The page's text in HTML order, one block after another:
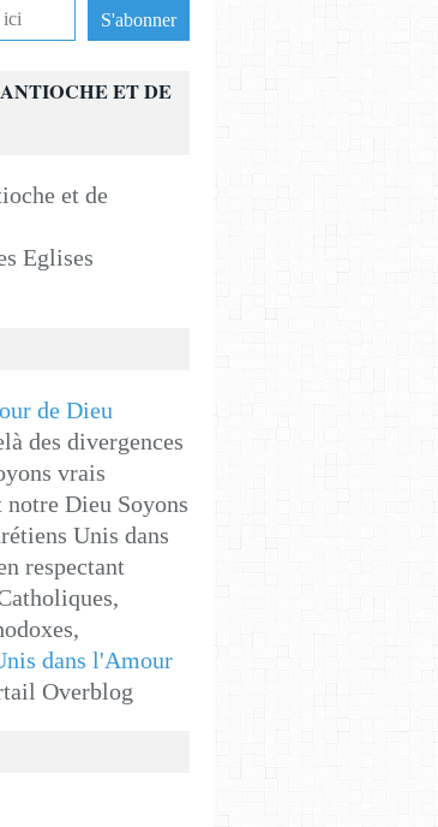
ET DE
Eglises
des divergences
vrais
notre Dieu Soyons
Unis dans
respectant
dans l'Amour
Overblog